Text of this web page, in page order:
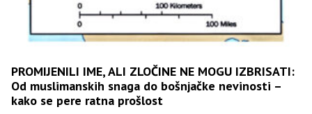
PROMIJENILI IME, ALI ZLOČINE NE MOGU IZBRISATI:
Od muslimanskih snaga do bošnjačke nevinosti –
kako se pere ratna prošlost